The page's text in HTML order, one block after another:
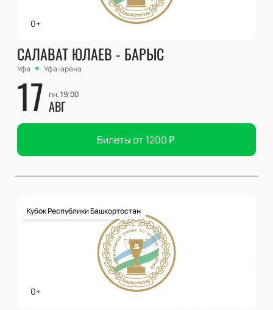
0+
САЛАВАТ ЮЛАЕВ - БАРЫС
Уфа Уфа-арена
17 пн, 19:00
АВГ
Билеты от 1200₽
0+
Кубок Республики Башкортостан